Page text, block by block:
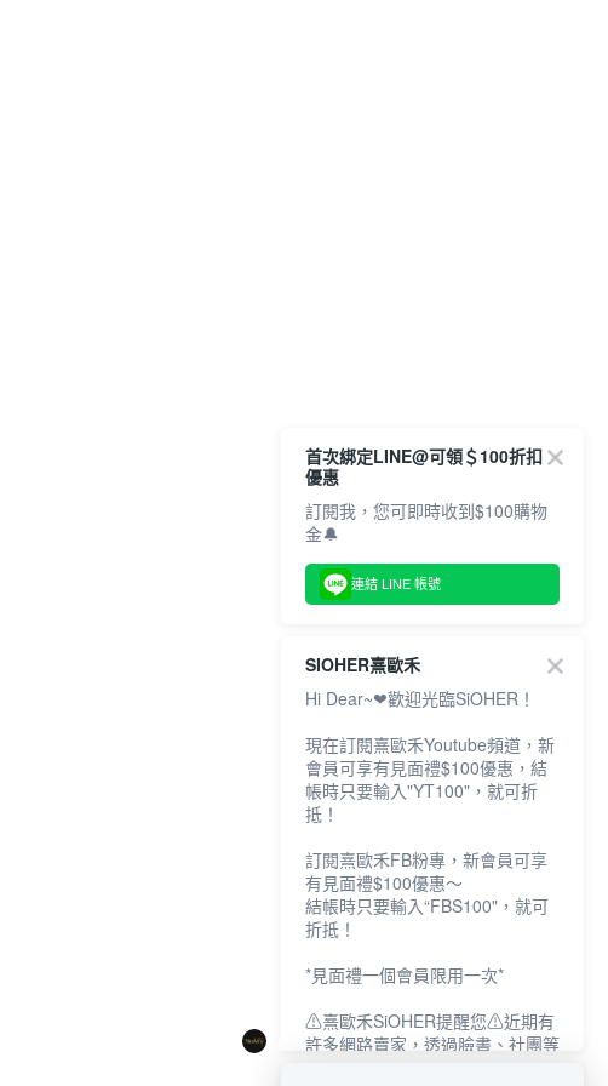
首次綁定LINE@可領＄100折扣
優惠
訂閱我，您可即時收到$100購物
金🔔
連結 LINE 帳號
SIOHER熹歐禾
Hi Dear~❤歡迎光臨SiOHER！
現在訂閱熹歐禾Youtube頻道，新
會員可享有見面禮$100優惠，結
帳時只要輸入"YT100"，就可折
抵！
訂閱熹歐禾FB粉專，新會員可享
有見面禮$100優惠～
結帳時只要輸入“FBS100"，就可
折抵！
*見面禮一個會員限用一次*
⚠熹歐禾SiOHER提醒您⚠近期有
許多網路賣家，透過臉書、社團等